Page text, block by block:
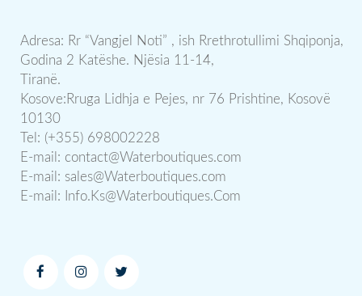
Adresa: Rr “Vangjel Noti” , ish Rrethrotullimi Shqiponja,
Godina 2 Katëshe. Njësia 11-14,
Tiranë.
Kosove:Rruga Lidhja e Pejes, nr 76 Prishtine, Kosovë
10130
Tel: (+355) 698002228
E-mail: contact@Waterboutiques.com
E-mail: sales@Waterboutiques.com
E-mail:
Info.Ks@Waterboutiques.Com